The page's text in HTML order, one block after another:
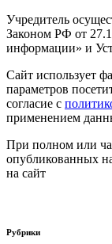
Учредитель
Законом РФ от
информации» и
Сайт использует
параметров
согласие с
применением
При полном или
опубликованных
на сайт
Рубрики